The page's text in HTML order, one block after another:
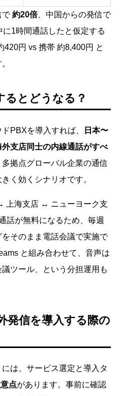
で約20倍、中国からの発信で
に1時間通話したと仮定する
420円 vs 携帯 約8,400円 と
るとどうなる？
PBXを導入すれば、
日本〜
支店同士の内線通話がすべ
拠点グローバル企業の通信
く効くシナリオです。
上海支店 ↔ ニューヨーク支
話が無料になるため、毎週
そのまま電話会議で実施で
と組み合わせて、音声は
ツール、という分担運用も
発信を導入する際の
は、サービス選定と導入タ
点があります。事前に確認